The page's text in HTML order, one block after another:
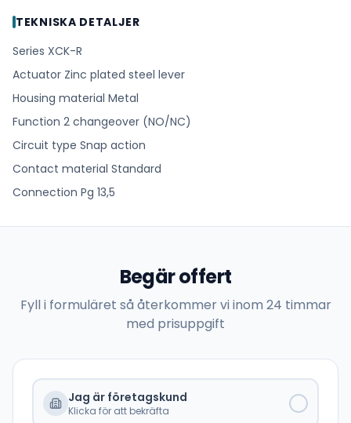
TEKNISKA DETALJER
Series XCK-R
Actuator Zinc plated steel lever
Housing material Metal
Function 2 changeover (NO/NC)
Circuit type Snap action
Contact material Standard
Connection Pg 13,5
Begär offert
Fyll i formuläret så återkommer vi inom 24 timmar
med prisuppgift
Jag är företagskund
Klicka för att bekräfta